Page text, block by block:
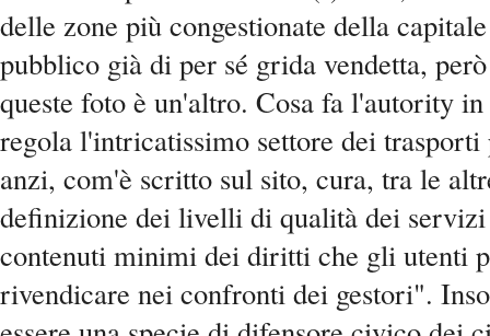
delle zone più congestionate della
pubblico già di per sé grida vendetta,
queste foto è un'altro. Cosa fa l'autority
regola l'intricatissimo settore dei
anzi, com'è scritto sul sito, cura, tra le
definizione dei livelli di qualità dei
contenuti minimi dei diritti che gli utenti
rivendicare nei confronti dei gestori".